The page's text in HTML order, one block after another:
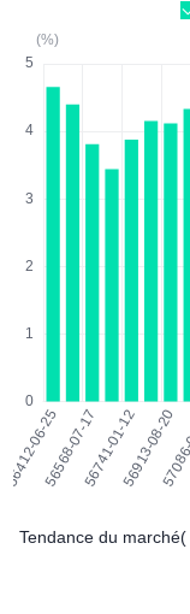
(%)
Tendance du marché(